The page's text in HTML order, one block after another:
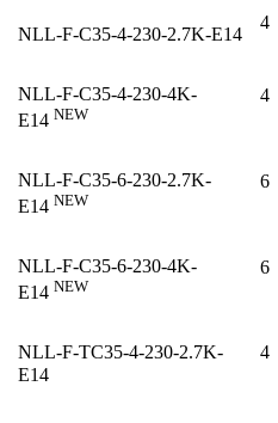
NLL-F-C35-4-230-2.7K-E14
4
NLL-F-C35-4-230-4K-
E14 NEW
4
NLL-F-C35-6-230-2.7K-
E14 NEW
6
NLL-F-C35-6-230-4K-
E14 NEW
6
NLL-F-TC35-4-230-2.7K-
E14
4